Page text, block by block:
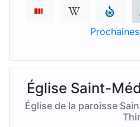
Église Saint-
Église de la paroisse